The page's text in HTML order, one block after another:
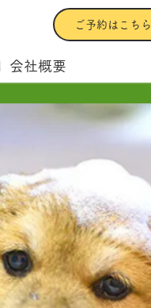
ご予約はこちら
会社概要